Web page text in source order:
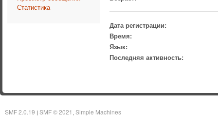
Статистика
Дата регистрации:
Время:
Язык:
Последняя активность:
SMF 2.0.19 | SMF © 2021 Simple Machines